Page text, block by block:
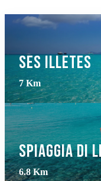
Ses Illetes
7 Km
Spiaggia di
6.8 Km